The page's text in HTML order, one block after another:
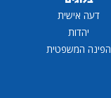
דעה אישית
יהדות
הפינה המשפטית